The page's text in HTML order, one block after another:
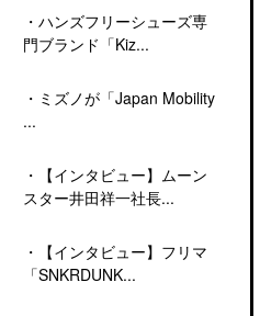
・ ハンズフリーシューズ専
門ブランド「Kiz...
・ ミズノが「Japan Mobility
...
・
【インタビュー】ムーン
スター井田祥一社長...
・
【インタビュー】フリマ
「SNKRDUNK...